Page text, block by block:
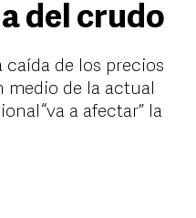
del crudo
caída de los precios
medio de la actual
“va a afectar” la